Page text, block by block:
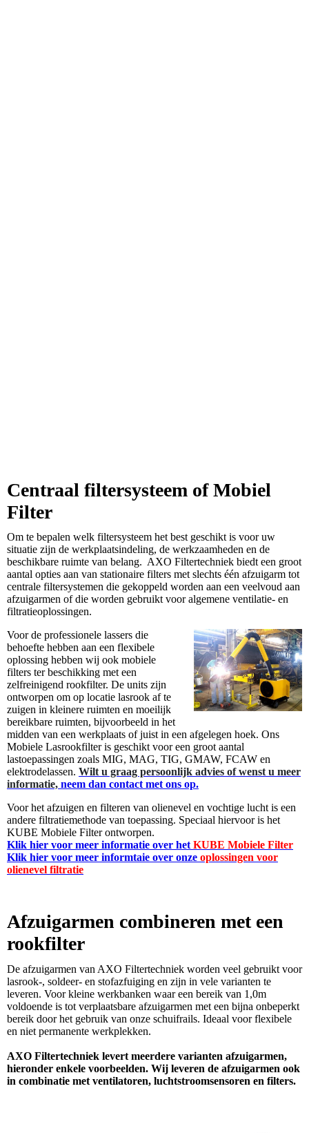
Centraal filtersysteem of Mobiel
Filter
Om te bepalen welk filtersysteem het best geschikt is voor uw
situatie zijn de werkplaatsindeling, de werkzaamheden en de
beschikbare ruimte van belang. AXO Filtertechniek biedt een groot
aantal opties aan van stationaire filters met slechts één afzuigarm tot
centrale filtersystemen die gekoppeld worden aan een veelvoud aan
afzuigarmen of die worden gebruikt voor algemene ventilatie- en
filtratieoplossingen.
Voor de professionele lassers die
behoefte hebben aan een flexibele
oplossing hebben wij ook mobiele
filters ter beschikking met een
zelfreinigend rookfilter. De units zijn
ontworpen om op locatie lasrook af te
zuigen in kleinere ruimten en moeilijk
bereikbare ruimten, bijvoorbeeld in het
midden van een werkplaats of juist in een afgelegen hoek. Ons
Mobiele Lasrookfilter is geschikt voor een groot aantal
lastoepassingen zoals MIG, MAG, TIG, GMAW, FCAW en
elektrodelassen. Wilt u graag persoonlijk advies of wenst u meer
informatie, neem dan contact met ons op.
Voor het afzuigen en filteren van olienevel en vochtige lucht is een
andere filtratiemethode van toepassing. Speciaal hiervoor is het
KUBE Mobiele Filter ontworpen.
Klik hier voor meer informatie over het KUBE Mobiele Filter
Klik hier voor meer informtaie over onze oplossingen voor
olienevel filtratie
Afzuigarmen combineren met een
rookfilter
De afzuigarmen van AXO Filtertechniek worden veel gebruikt voor
lasrook-, soldeer- en stofazfuiging en zijn in vele varianten te
leveren. Voor kleine werkbanken waar een bereik van 1,0m
voldoende is tot verplaatsbare afzuigarmen met een bijna onbeperkt
bereik door het gebruik van onze schuifrails. Ideaal voor flexibele
en niet permanente werkplekken.
AXO Filtertechniek levert meerdere varianten afzuigarmen,
hieronder enkele voorbeelden. Wij leveren de afzuigarmen ook
in combinatie met ventilatoren, luchtstroomsensoren en filters.